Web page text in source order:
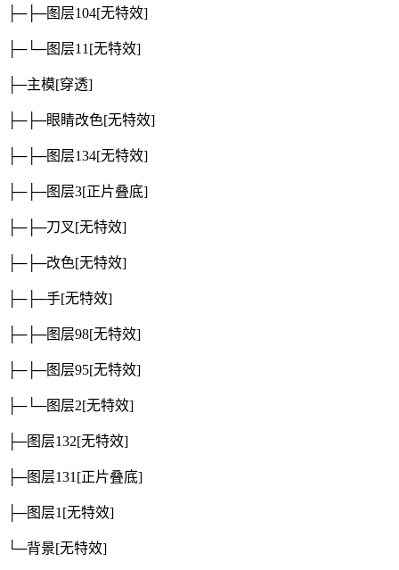
├─├─图层104[无特效]
├─└─图层11 [无特效]
├─主模[穿透]
├─├─眼睛改色[无特效]
├─├─图层134[无特效]
├─├─图层3[正片叠底]
├─├─刀叉[无特效]
├─├─改色[无特效]
├─├─手[无特效]
├─├─图层98[无特效]
├─├─图层95[无特效]
├─└─图层2[无特效]
├─图层132[无特效]
├─图层131 [正片叠底]
├─图层1 [无特效]
└─背景[无特效]